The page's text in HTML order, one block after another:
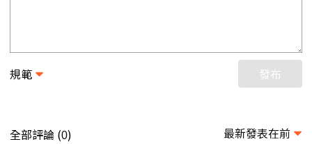
規範 發布
全部評論 (0) 最新發表在前